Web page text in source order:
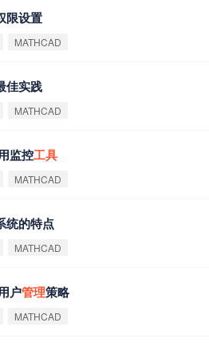
限设置
MATHCAD
佳实践
MATHCAD
监控工具
MATHCAD
统的特点
MATHCAD
户管理策略
MATHCAD